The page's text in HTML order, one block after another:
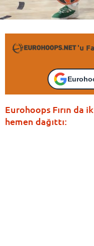
'u
Eurohoops Fırın da
hemen dağıttı: